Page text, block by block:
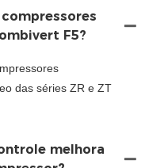
F5?
das séries ZR e ZT
melhora